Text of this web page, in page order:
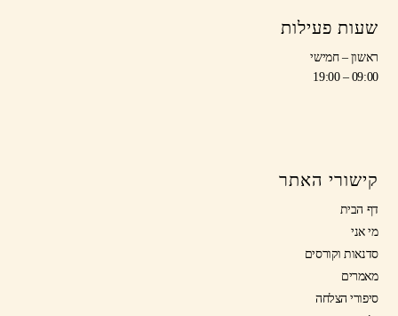
פעילות
– חמישי
האתר
וקורסים
הצלחה